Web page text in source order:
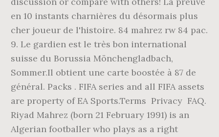
en 10 instants charnières du désormais plus
cher joueur de l'histoire. 84 mahrez rw 84 pac.
9. Le gardien est le très bon international
suisse du Borussia Mönchengladbach,
Sommer.Il obtient une carte boostée à 87 de
général. Packs . FIFA series and all FIFA assets
are property of EA Sports.Terms Privacy FAQ.
Riyad Mahrez (born 21 February 1991) is an
Algerian footballer who plays as a right